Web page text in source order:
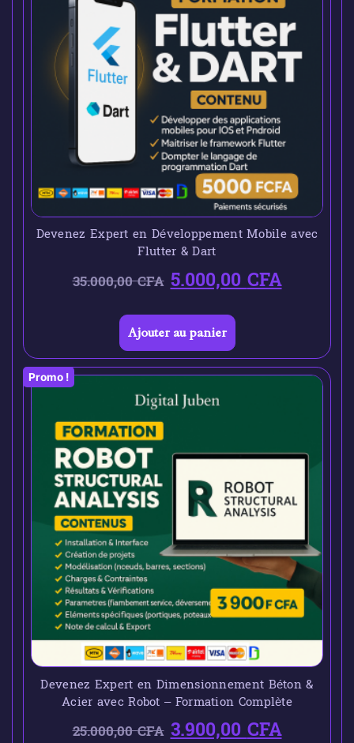
Devenez Expert en Développement Mobile avec
Flutter & Dart
35.000,00CFA 5.000,00CFA
Ajouter au panier
Promo !
Devenez Expert en Dimensionnement Béton &
Acier avec Robot – Formation Complète
25.000,00CFA 3.900,00CFA